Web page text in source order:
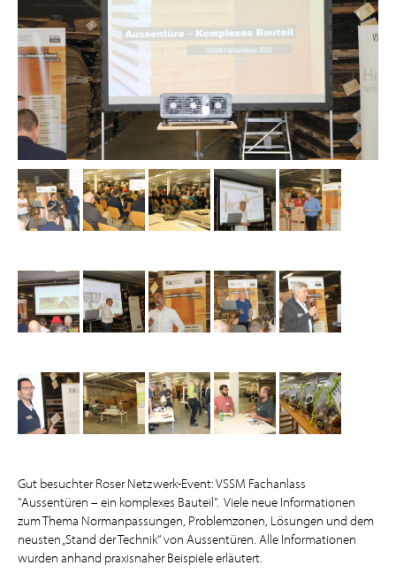
small small small small small
small small small small small
small small small small small
Gut besuchter Roser Netzwerk-Event: VSSM Fachanlass
"Aussentüren – ein komplexes Bauteil". Viele neue Informationen
zum Thema Normanpassungen, Problemzonen, Lösungen und dem
neusten „Stand der Technik“ von Aussentüren. Alle Informationen
wurden anhand praxisnaher Beispiele erläutert.